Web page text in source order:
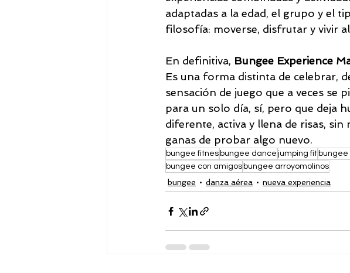
adaptadas a la edad, el grupo y el
filosofía: moverse, disfrutar y vivir
En definitiva, Bungee Experience
Es una forma distinta de celebrar,
sensación de juego que a veces se
para un solo día, sí, pero que deja
diferente, activa y llena de risas,
ganas de probar algo nuevo.
bungee fitnes bungee dance jumping fit
bungee con amigos bungee arroyomolinos
bungee danza aérea nueva experiencia